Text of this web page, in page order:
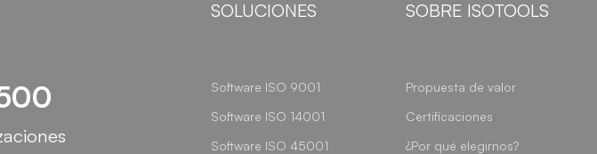
SOLUCIONES
Software ISO 9001
Software ISO 14001
Software ISO 45001
SOBRE ISOTOOLS
Propuesta de valor
Certificaciones
¿Por qué elegirnos?